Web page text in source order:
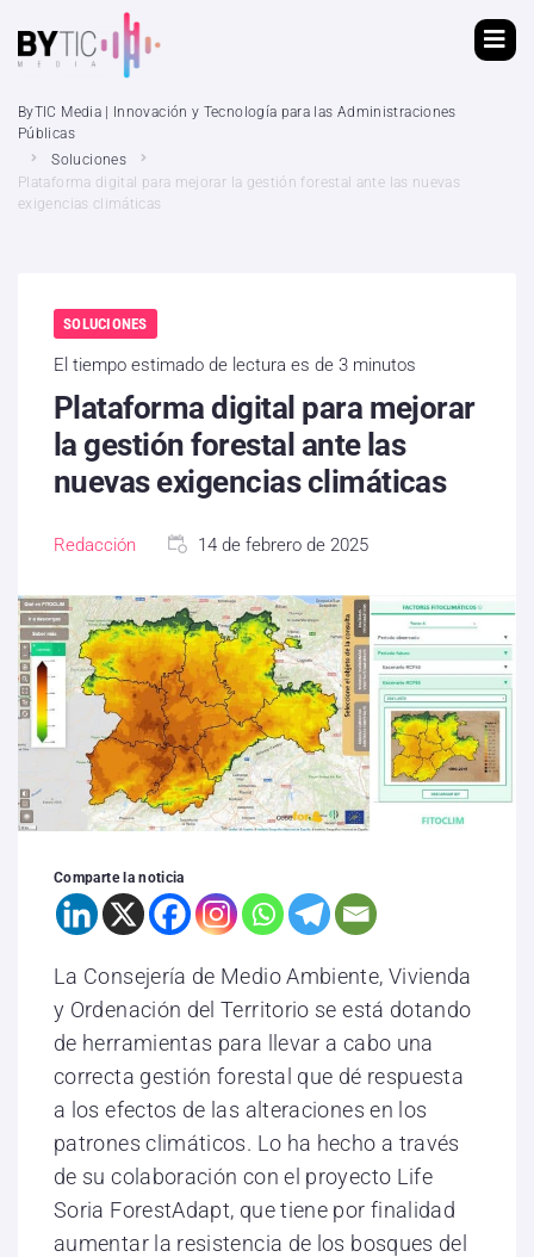
ByTIC Media | Innovación y Tecnología para las Administraciones
Públicas
Soluciones
Plataforma digital para mejorar la gestión forestal ante las nuevas
exigencias climáticas
SOLUCIONES
El tiempo estimado de lectura es de 3 minutos
Plataforma digital para mejorar
la gestión forestal ante las
nuevas exigencias climáticas
Redacción 14 de febrero de 2025
Comparte la noticia
La Consejería de Medio Ambiente, Vivienda
y Ordenación del Territorio se está dotando
de herramientas para llevar a cabo una
correcta gestión forestal que dé respuesta
a los efectos de las alteraciones en los
patrones climáticos. Lo ha hecho a través
de su colaboración con el proyecto Life
Soria ForestAdapt, que tiene por finalidad
aumentar la resistencia de los bosques del